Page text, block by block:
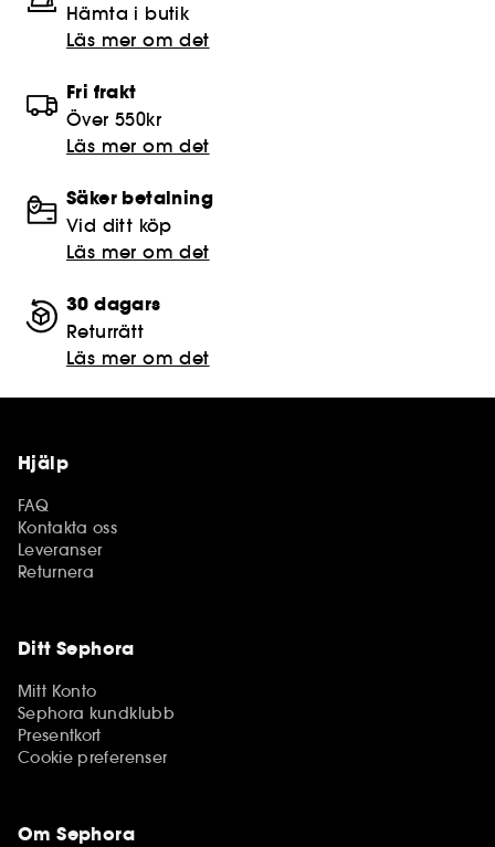
Hämta i butik​
Läs mer om det
Fri frakt
Över 550kr
Läs mer om det
Säker betalning
Vid ditt köp
Läs mer om det
30 dagars
Returrätt
Läs mer om det
Hjälp
FAQ
Kontakta oss
Leveranser
Returnera
Ditt Sephora
Mitt Konto
Sephora kundklubb
Presentkort
Cookie preferenser
Om Sephora